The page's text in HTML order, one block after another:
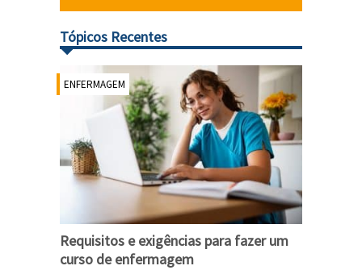
Tópicos Recentes
ENFERMAGEM
Requisitos e exigências para fazer um
curso de enfermagem